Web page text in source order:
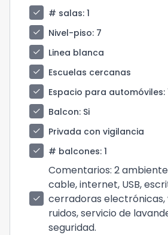
check # salas: 1
check
Nivel-piso: 7
check
Linea blanca
check
Escuelas cercanas
check
Espacio para automóviles:
check
Balcon: Si
check
Privada con vigilancia
check
# balcones: 1
check
Comentarios: 2
cable, internet, USB,
cerradoras
ruidos, servicio de
seguridad.